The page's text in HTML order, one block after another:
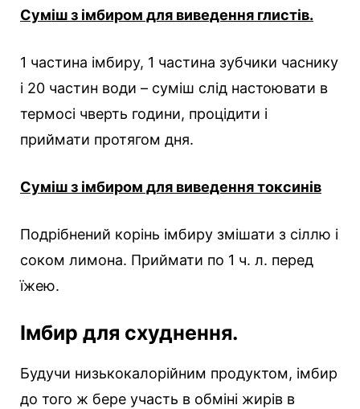
Суміш з імбиром для виведення глистів.
1 частина імбиру, 1 частина зубчики часнику
і 20 частин води – суміш слід настоювати в
термосі чверть години, процідити і
приймати протягом дня.
Суміш з імбиром для виведення токсинів
Подрібнений корінь імбиру змішати з сіллю і
соком лимона. Приймати по 1 ч. л. перед
їжею.
Імбир для схуднення.
Будучи низькокалорійним продуктом, імбир
до того ж бере участь в обміні жирів в